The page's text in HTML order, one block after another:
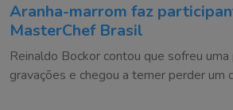
Aranha-marrom faz
MasterChef Brasil
Reinaldo Bockor contou que sofreu uma
gravações e chegou a temer perder um